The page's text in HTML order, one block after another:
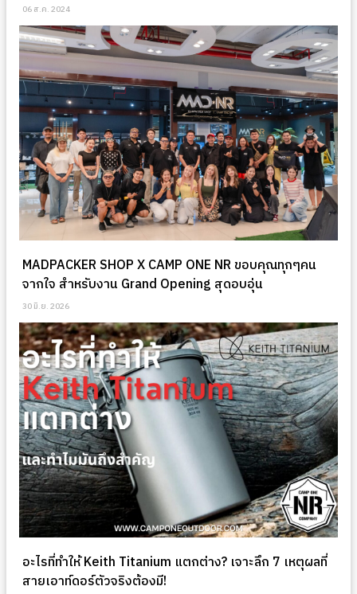
06 ส.ค. 2024
MADPACKER SHOP X CAMP ONE NR ขอบคุณทุกๆคน
จากใจ สำหรับงาน Grand Opening สุดอบอุ่น
30 มิ.ย. 2026
อะไรที่ทำให้ Keith Titanium แตกต่าง? เจาะลึก 7 เหตุผลที่
สายเอาท์ดอร์ตัวจริงต้องมี!